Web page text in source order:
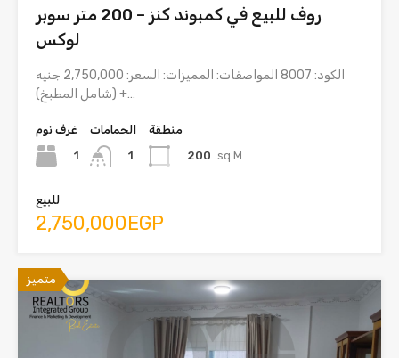
روف للبيع في كمبوند كنز – 200 متر سوبر
لوكس
الكود: 8007 المواصفات: المميزات: السعر: 2,750,000 جنيه
(شامل المطبخ) +…
غرف نوم
1
الحمامات
1
منطقة
200 sq M
للبيع
2,750,000EGP
متميز